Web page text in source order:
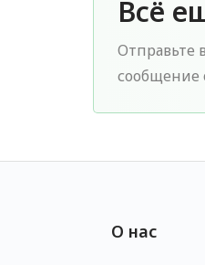
Всё
Отправьте
сообщение
О нас